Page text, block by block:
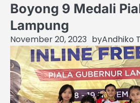
Boyong 9 Medali
Lampung
November 20, 2023 byAndhiko